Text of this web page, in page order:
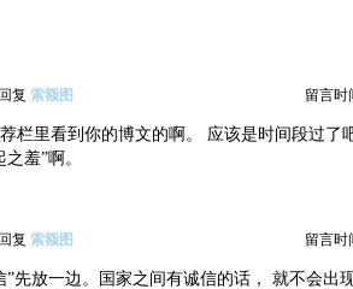
复 索额图 留言时
栏里看到你的博文的啊。 应该是时间段过了
羞”啊。
复 索额图 留言时
”先放一边。国家之间有诚信的话， 就不会出